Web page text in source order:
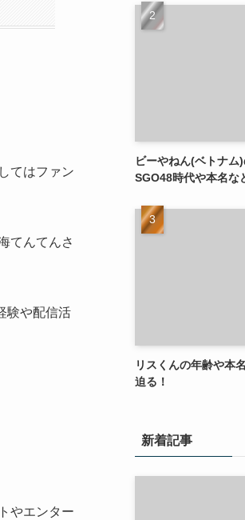
てはファン
てんてんさ
験や配信活
やエンター
ビーやねん(ベトナム
SGO48時代や本名な
リスくんの年齢や本
迫る！
新着記事